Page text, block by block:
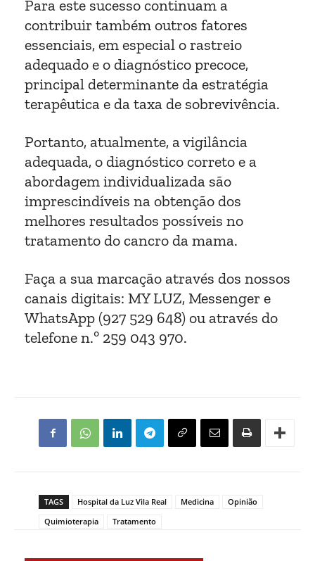
Para este sucesso continuam a
contribuir também outros fatores
essenciais, em especial o rastreio
adequado e o diagnóstico precoce,
principal determinante da estratégia
terapêutica e da taxa de sobrevivência.
Portanto, atualmente, a vigilância
adequada, o diagnóstico correto e a
abordagem individualizada são
imprescindíveis na obtenção dos
melhores resultados possíveis no
tratamento do cancro da mama.
Faça a sua marcação através dos nossos
canais digitais: MY LUZ, Messenger e
WhatsApp (927 529 648) ou através do
telefone n.º 259 043 970.
TAGS Hospital da Luz Vila Real Medicina
Opinião
Quimioterapia
Tratamento